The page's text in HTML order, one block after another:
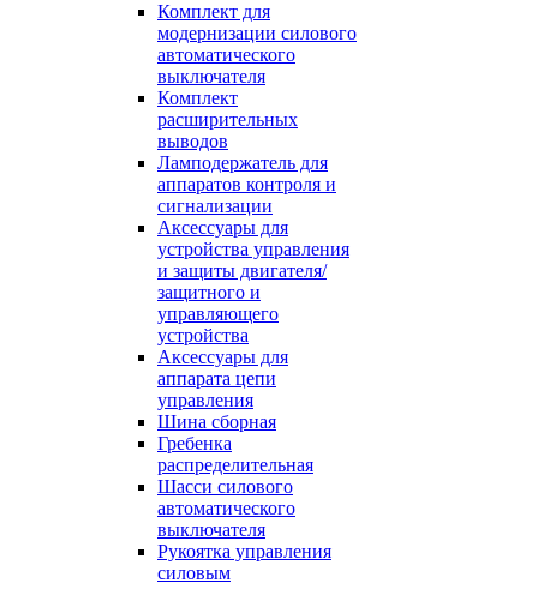
Комплект для
модернизации силового
автоматического
выключателя
Комплект
расширительных
выводов
Ламподержатель для
аппаратов контроля и
сигнализации
Аксессуары для
устройства управления
и защиты двигателя/
защитного и
управляющего
устройства
Аксессуары для
аппарата цепи
управления
Шина сборная
Гребенка
распределительная
Шасси силового
автоматического
выключателя
Рукоятка управления
силовым